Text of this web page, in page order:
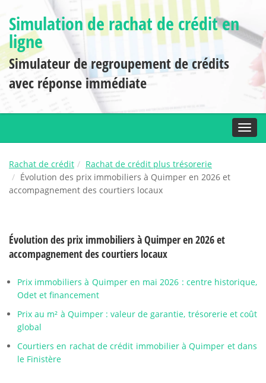
Simulation de rachat de crédit en
ligne
Simulateur de regroupement de crédits
avec réponse immédiate
Rachat de crédit
Rachat de crédit plus trésorerie
Évolution des prix immobiliers à Quimper en 2026 et
accompagnement des courtiers locaux
Évolution des prix immobiliers à Quimper en 2026 et
accompagnement des courtiers locaux
Prix immobiliers à Quimper en mai 2026 : centre historique,
Odet et financement
Prix au m² à Quimper : valeur de garantie, trésorerie et coût
global
Courtiers en rachat de crédit immobilier à Quimper et dans
le Finistère